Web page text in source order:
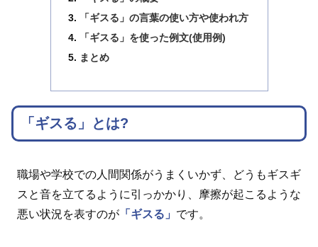
「ギスる」の言葉の使い方や使われ方
「ギスる」を使った例文(使用例)
まとめ
「ギスる」とは?
職場や学校での人間関係がうまくいかず、どうもギスギ
スと音を立てるように引っかかり、摩擦が起こるような
悪い状況を表すのが 「ギスる」 です。